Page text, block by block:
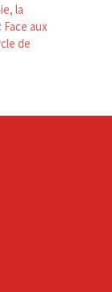
la
aux
de